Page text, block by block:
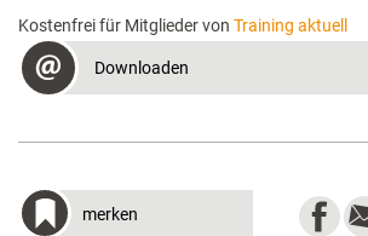
Kostenfrei für Mitglieder von Training aktuell
Downloaden
merken